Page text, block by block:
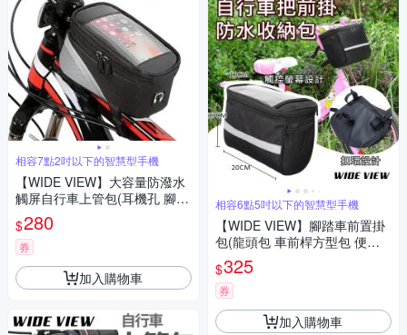
相容7點2吋以下的智慧型手機
【WIDE VIEW】大容量防潑水
觸屏自行車上管包(耳機孔 腳踏
車包 前梁包 上管馬鞍包 自行車
收納包/990)
$280
券
加入購物車
相容6點5吋以下的智慧型手機
【WIDE VIEW】腳踏車前置掛
包(龍頭包 車前桿方型包 便攜
車籃 自行車觸控手機包 滑板車
娃娃車通用款/080)
$325
券
加入購物車